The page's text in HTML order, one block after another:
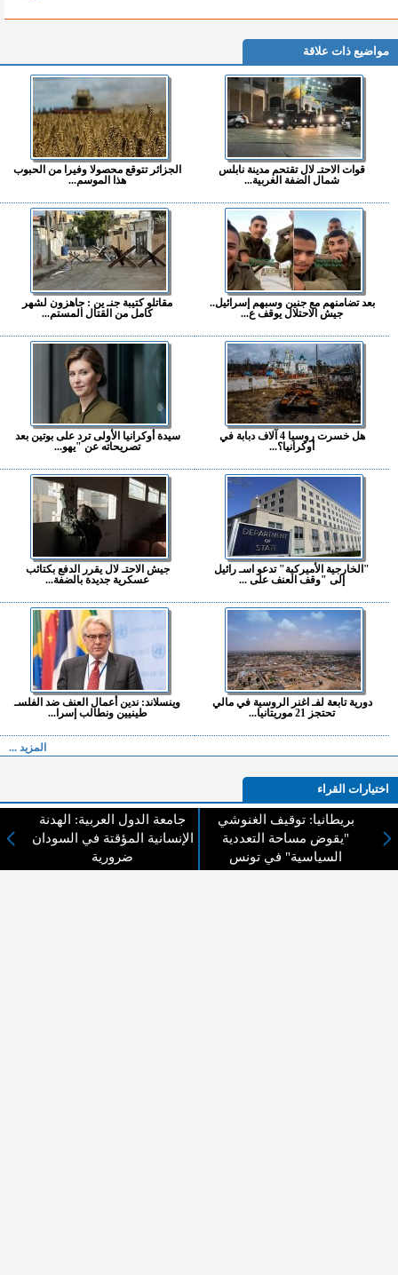
مواضيع ذات علاقة
قوات الاحتـ لال تقتحم مدينة نابلس
شمال الضفة الغربية...
الجزائر تتوقع محصولا وفيرا من الحبوب
هذا الموسم...
بعد تضامنهم مع جنين وسبهم إسرائيل..
جيش الاحتلال يوقف ع...
مقاتلو كتيبة جنـ ين : جاهزون لشهر
كامل من القتال المستم...
هل خسرت روسيا 4 آلاف دبابة في
أوكرانيا؟...
سيدة أوكرانيا الأولى ترد على بوتين بعد
تصريحاته عن "يهو...
"الخارجية الأميركية" تدعو اسـ رائيل
إلى "وقف العنف على ...
جيش الاحتـ لال يقرر الدفع بكتائب
عسكرية جديدة بالضفة...
دورية تابعة لفـ اغنر الروسية في مالي
تحتجز 21 موريتانيا...
وينسلاند: ندين أعمال العنف ضد الفلسـ
طينيين ونطالب إسرا...
المزيد ...
اختيارات القراء
لا يوجد مقالات
بريطانيا: توقيف الغنوشي
"يقوض مساحة التعددية
السياسية" في تونس
جامعة الدول العربية: الهدنة
الإنسانية المؤقتة في السودان
ضرورية